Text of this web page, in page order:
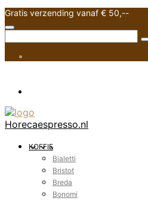
Gratis verzending vanaf € 50,--
Horecaespresso.nl
KOFFIE
Bialetti
Bristot
Breda
Bonomi